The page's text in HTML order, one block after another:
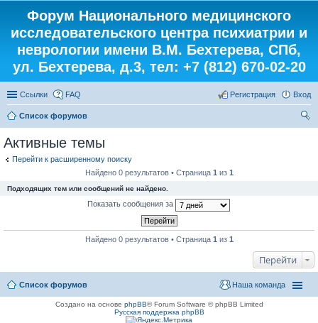
Форум Национального медицинского
исследовательского центра психиатрии и
неврологии имени В.М. Бехтерева, СПб,
ул. Бехтерева, д.3, тел: +7 (812) 670-02-20
Ссылки FAQ Вход
Регистрация
Список форумов
Активные темы
Перейти к расширенному поиску
Найдено 0 результатов • Страница 1 из 1
Подходящих тем или сообщений не найдено.
Показать сообщения за
Найдено 0 результатов • Страница 1 из 1
Перейти
Список форумов Наша команда
Создано на основе phpBB® Forum Software © phpBB Limited
Русская поддержка phpBB